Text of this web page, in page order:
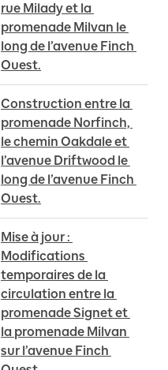
rue Milady et la
promenade Milvan le
long de l’avenue Finch
Ouest.
Construction entre la
promenade Norfinch,
le chemin Oakdale et
l’avenue Driftwood le
long de l’avenue Finch
Ouest.
Mise à jour :
Modifications
temporaires de la
circulation entre la
promenade Signet et
la promenade Milvan
sur l’avenue Finch